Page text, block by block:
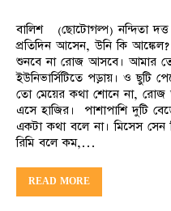
বালিশ (ছোটোগল্প) নন্দিতা
প্রতিদিন আসেন, উনি কি
শুনবে না রোজ আসবে। আমার
ইউনিভার্সিটিতে পড়ায়। ও ছুটি
তো মেয়ের কথা শোনে না,
এসে হাজির। ‌‌‌‌‌‌‌‌‌‌‌‌‌‌‌‌‌‌ পাশাপাশি দুটি
একটা কথা বলে না। মিসেস
রিমি বলে কম,…
READ MORE